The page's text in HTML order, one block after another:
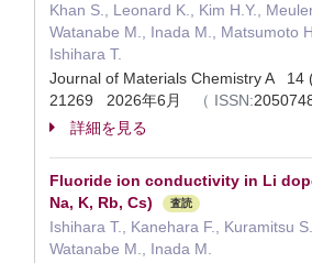
Khan S., Leonard K., Kim H.Y.,
Watanabe M., Inada M., Matsumoto
Ishihara T.
Journal of Materials Chemistry A
21269 2026年6月
（ ISSN:
詳細を見る
Fluoride ion conductivity in Li
Na, K, Rb, Cs)
査読
Ishihara T., Kanehara F., Kuramitsu
Watanabe M., Inada M.